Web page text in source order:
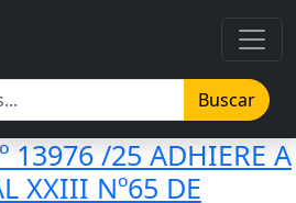
Buscar
13976 /25 ADHIERE A
XXIII Nº65 DE